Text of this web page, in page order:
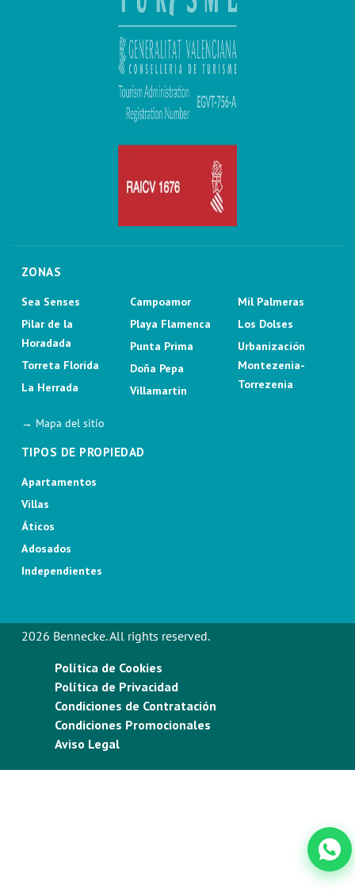
ZONAS
Sea Senses
Pilar de la
Horadada
Torreta Florida
La Herrada
Campoamor
Playa Flamenca
Punta Prima
Doña Pepa
Villamartin
Mil Palmeras
Los Dolses
Urbanización
Montezenia-
Torrezenia
→ Mapa del sitio
TIPOS DE PROPIEDAD
Apartamentos
Villas
Áticos
Adosados
Independientes
2026 Bennecke. All rights reserved.
Política de Cookies
Política de Privacidad
Condiciones de Contratación
Condiciones Promocionales
Aviso Legal